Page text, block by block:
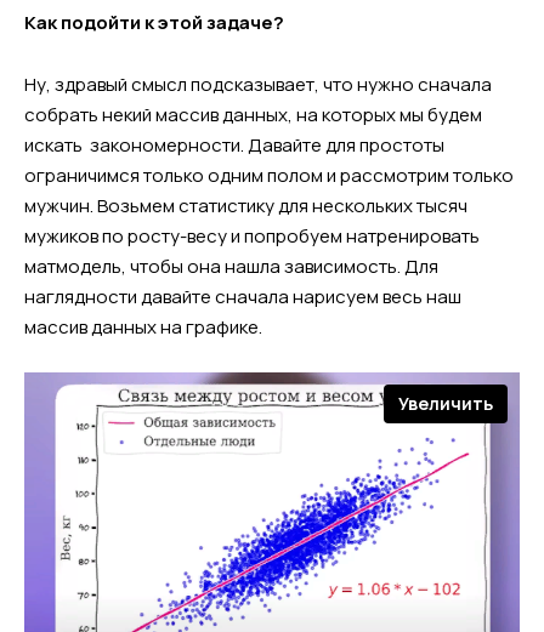
Как подойти к этой задаче?
Ну, здравый смысл подсказывает, что нужно сначала
собрать некий массив данных, на которых мы будем
искать закономерности. Давайте для простоты
ограничимся только одним полом и рассмотрим только
мужчин. Возьмем статистику для нескольких тысяч
мужиков по росту-весу и попробуем натренировать
матмодель, чтобы она нашла зависимость. Для
наглядности давайте сначала нарисуем весь наш
массив данных на графике.
Увеличить